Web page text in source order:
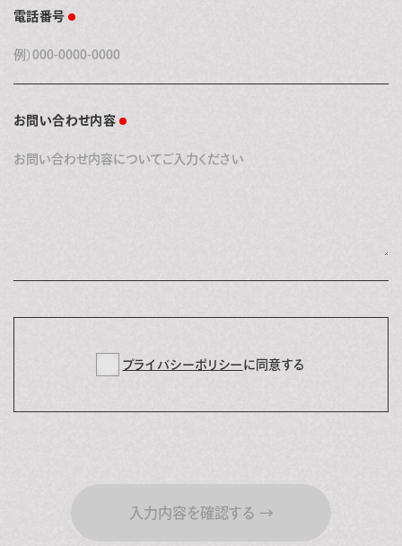
電話番号
お問い合わせ内容
プライバシーポリシー に同意する